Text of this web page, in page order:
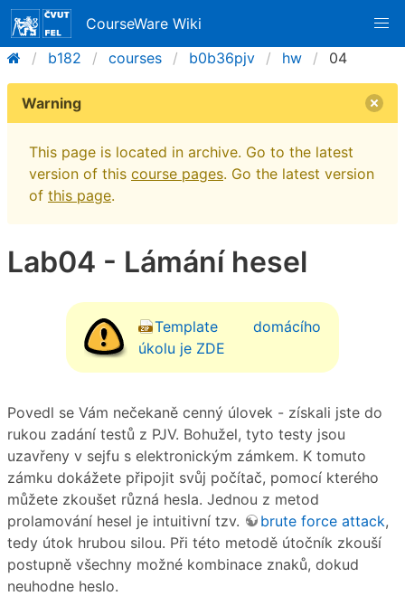
CourseWare Wiki
b182
courses b0b36pjv hw 04
Warning
This page is located in archive. Go to the latest
version of this course pages. Go the latest version
of this page.
Lab04 - Lámání hesel
Template domácího
úkolu je ZDE
Povedl se Vám nečekaně cenný úlovek - získali jste do
rukou zadání testů z PJV. Bohužel, tyto testy jsou
uzavřeny v sejfu s elektronickým zámkem. K tomuto
zámku dokážete připojit svůj počítač, pomocí kterého
můžete zkoušet různá hesla. Jednou z metod
prolamování hesel je intuitivní tzv.
brute force attack,
tedy útok hrubou silou. Při této metodě útočník zkouší
postupně všechny možné kombinace znaků, dokud
neuhodne heslo.